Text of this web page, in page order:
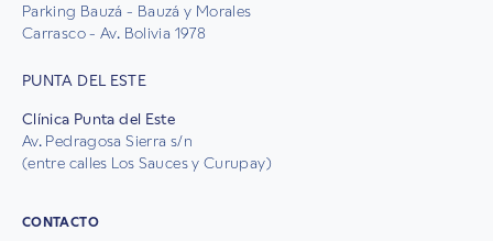
Parking Bauzá - Bauzá y Morales
Carrasco - Av. Bolivia 1978
PUNTA DEL ESTE
Clínica Punta del Este
Av. Pedragosa Sierra s/n
(entre calles Los Sauces y Curupay)
CONTACTO